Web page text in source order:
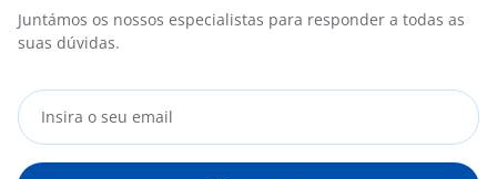
Juntámos os nossos especialistas para responder a todas as
suas dúvidas.